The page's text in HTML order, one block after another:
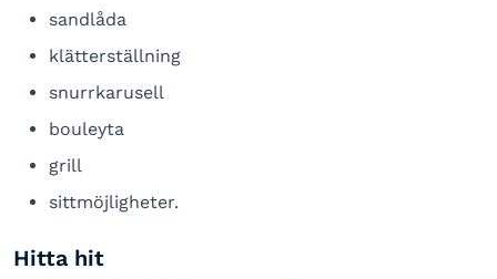
sandlåda
klätterställning
snurrkarusell
bouleyta
grill
sittmöjligheter.
Hitta hit